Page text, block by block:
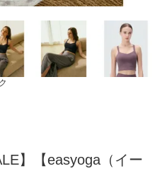
】【easyoga（イー